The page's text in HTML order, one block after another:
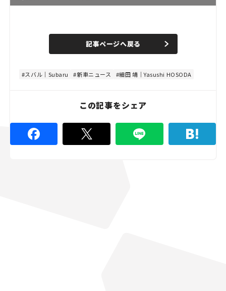
n
e
d
4
%
記事ページへ戻る
スバル｜Subaru 新車ニュース 細田 靖｜Yasushi HOSODA
この記事をシェア